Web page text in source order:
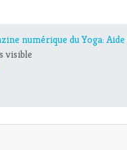
numérique du Yoga: Aide
visible